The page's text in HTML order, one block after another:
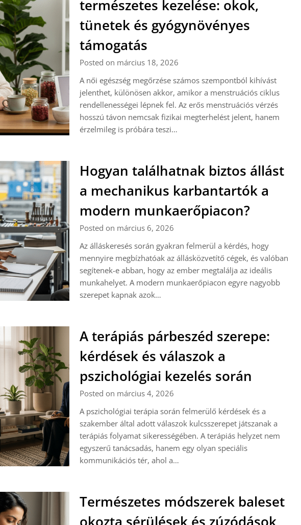
természetes kezelése: okok,
tünetek és gyógynövényes
támogatás
Posted on március 18, 2026
A női egészség megőrzése számos szempontból kihívást
jelenthet, különösen akkor, amikor a menstruációs ciklus
rendellenességei lépnek fel. Az erős menstruációs vérzés
hosszú távon nemcsak fizikai megterhelést jelent, hanem
érzelmileg is próbára teszi…
Hogyan találhatnak biztos állást
a mechanikus karbantartók a
modern munkaerőpiacon?
Posted on március 6, 2026
Az álláskeresés során gyakran felmerül a kérdés, hogy
mennyire megbízhatóak az állásközvetítő cégek, és valóban
segítenek-e abban, hogy az ember megtalálja az ideális
munkahelyet. A modern munkaerőpiacon egyre nagyobb
szerepet kapnak azok…
A terápiás párbeszéd szerepe:
kérdések és válaszok a
pszichológiai kezelés során
Posted on március 4, 2026
A pszichológiai terápia során felmerülő kérdések és a
szakember által adott válaszok kulcsszerepet játszanak a
terápiás folyamat sikerességében. A terápiás helyzet nem
egyszerű tanácsadás, hanem egy olyan speciális
kommunikációs tér, ahol a…
Természetes módszerek baleset